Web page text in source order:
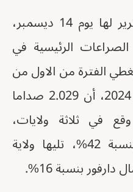
وأوضحت المنظمة في تقرير لها يوم 14 ديسمبر،
الرئيسية في
عام 2024"، ويغطي الفترة من الاول من
يناير إلى تاريخ 29 نوفمبر 2024، أن 2.029 صداما
في ثلاثة ولايات،
تصدرتها ولاية الخرطوم بنسبة 42%، تليها ولاية